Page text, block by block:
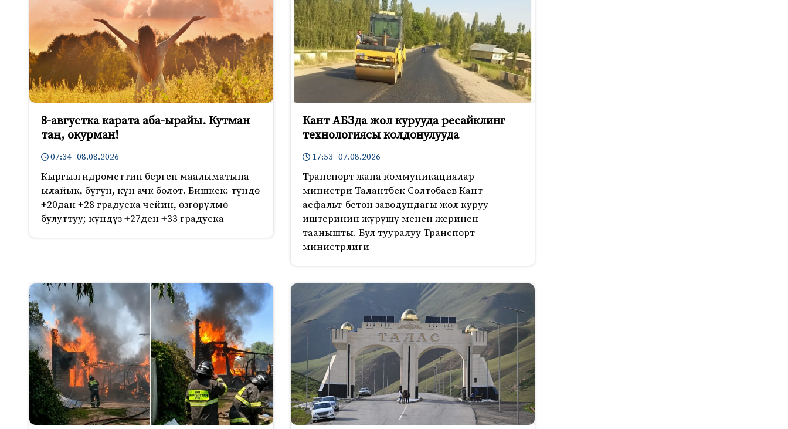
8-августка карата аба-ырайы. Кутман
таң, окурман!
07:34 08.08.2026
Кыргызгидрометтин берген маалыматына
ылайык, бүгүн, күн ачк болот. Бишкек: түндө
+20дан +28 градуска чейин, өзгөрүлмө
булуттуу; күндүз +27ден +33 градуска
Кант АБЗда жол курууда ресайклинг
технологиясы колдонулууда
17:53 07.08.2026
Транспорт жана коммуникациялар
министри Талантбек Солтобаев Кант
асфальт-бетон заводундагы жол куруу
иштеринин жүрүшү менен жеринен
таанышты. Бул тууралуу Транспорт
министрлиги